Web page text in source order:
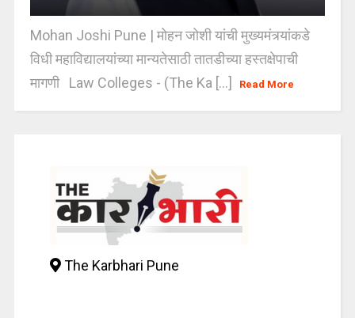
Mohan Joshi Pune | मोहन जोशी यांची मुख्यमंत्र्यांकडे
विधी महाविद्यालयांच्या मान्यतेसाठी तातडीच्या हस्तक्षेपाची
मागणी Law Colleges - (The Ka [...]
Read More
The Karbhari Pune